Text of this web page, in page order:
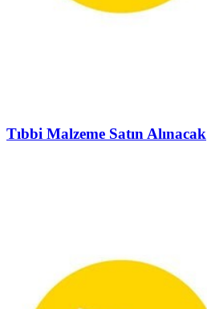
Tıbbi Malzeme Satın Alınacak